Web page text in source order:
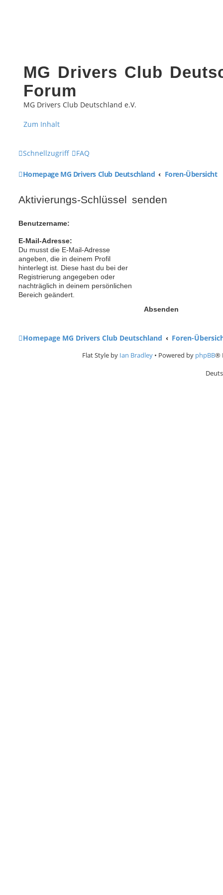
MG Drivers Club
Forum
MG Drivers Club Deutschland e.V.
Zum Inhalt
Schnellzugriff FAQ
Homepage MG Drivers Club Deutschland Foren-Übersicht
Aktivierungs-Schlüssel senden
Benutzername:
E-Mail-Adresse:
Du musst die E-Mail-Adresse
angeben, die in deinem Profil
hinterlegt ist. Diese hast du bei der
Registrierung angegeben oder
nachträglich in deinem persönlichen
Bereich geändert.
Homepage MG Drivers Club Deutschland Foren-
Flat Style by Ian Bradley • Powered by phpBB®